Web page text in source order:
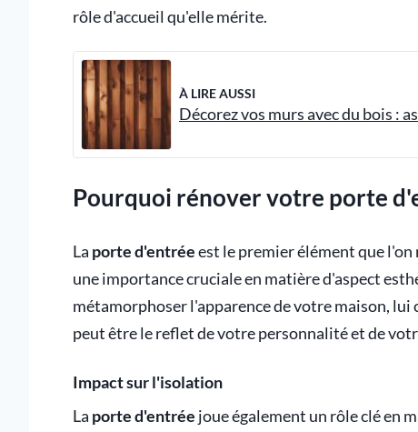
rôle d'accueil qu'elle mérite.
À LIRE AUSSI
Décorez vos murs avec du bois :
Pourquoi rénover votre porte
La porte d'entréeest le premier élément que
une importance cruciale en matière d'aspect
métamorphoser l'apparence de votre maison, lui
peut être le reflet de votre personnalité et de
Impact sur l'isolation
La porte d'entrée joue également un rôle clé en